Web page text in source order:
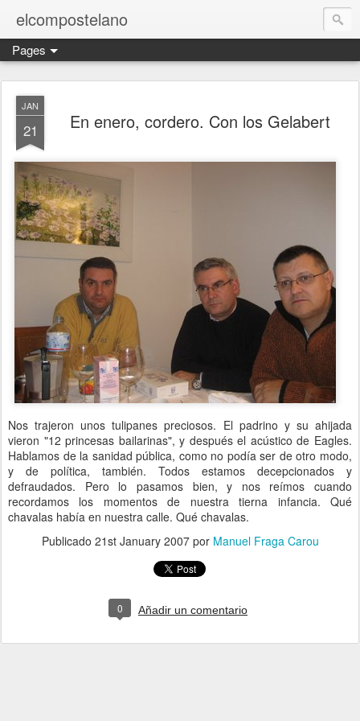
elcompostelano
Pages
JAN
21 En enero, cordero. Con los Gelabert
Nos trajeron unos tulipanes preciosos. El padrino y su ahijada
vieron "12 princesas bailarinas", y después el acústico de Eagles.
Hablamos de la sanidad pública, como no podía ser de otro modo,
y de política, también. Todos estamos decepcionados y
defraudados. Pero lo pasamos bien, y nos reímos cuando
recordamos los momentos de nuestra tierna infancia. Qué
chavalas había en nuestra calle. Qué chavalas.
Publicado 21st January 2007por Manuel Fraga Carou
0 Añadir un comentario